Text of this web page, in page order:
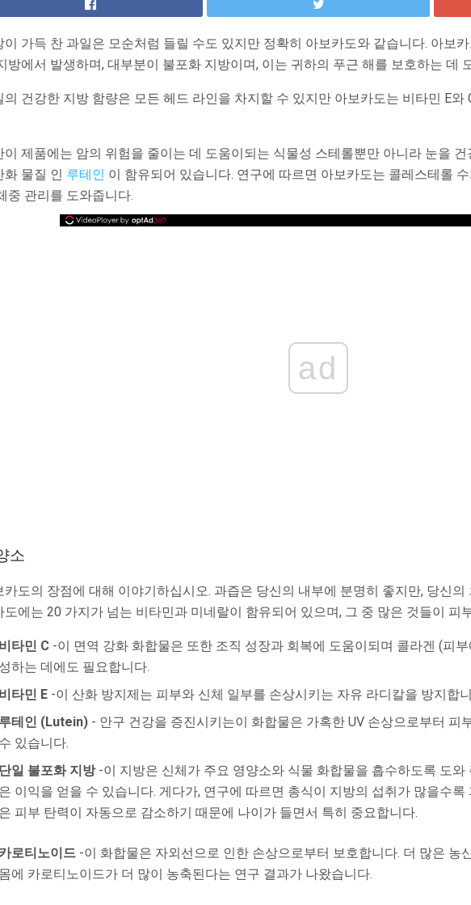
이 가득 찬 과일은 모순처럼 들릴 수도 있지만 정확히 아보카도와 같습니다. 아보
방에서 발생하며, 대부분이 불포화 지방이며, 이는 귀하의 푸근 해를 보호하는 데
의 건강한 지방 함량은 모든 헤드 라인을 차지할 수 있지만 아보카도는 비타민 E와
이 제품에는 암의 위험을 줄이는 데 도움이되는 식물성 스테롤뿐만 아니라 눈을
화 물질 인 루테인 이 함유되어 있습니다. 연구에 따르면 아보카도는 콜레스테롤
중 관리를 도와줍니다.
ad
소
카도의 장점에 대해 이야기하십시오. 과즙은 당신의 내부에 분명히 좋지만, 당신
도에는 20 가지가 넘는 비타민과 미네랄이 함유되어 있으며, 그 중 많은 것들이 피
비타민 C -이 면역 강화 화합물은 또한 조직 성장과 회복에 도움이되며 콜라겐 (피
성하는 데에도 필요합니다.
비타민 E -이 산화 방지제는 피부와 신체 일부를 손상시키는 자유 라디칼을 방지합
루테인 (Lutein) - 안구 건강을 증진시키는이 화합물은 가혹한 UV 손상으로부터 피
수 있습니다.
단일 불포화 지방-이 지방은 신체가 주요 영양소와 식물 화합물을 흡수하도록 도와
은 이익을 얻을 수 있습니다. 게다가, 연구에 따르면 총식이 지방의 섭취가 많을수
은 피부 탄력이 자동으로 감소하기 때문에 나이가 들면서 특히 중요합니다.
카로티노이드 -이 화합물은 자외선으로 인한 손상으로부터 보호합니다. 더 많은 농
몸에 카로티노이드가 더 많이 농축된다는 연구 결과가 나왔습니다.